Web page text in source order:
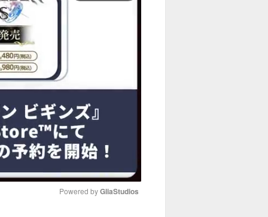
Powered by GliaStudios